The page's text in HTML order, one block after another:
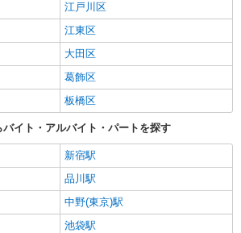
江戸川区
江東区
大田区
葛飾区
板橋区
イト・アルバイト・パートを探す
新宿駅
品川駅
中野(東京)駅
池袋駅